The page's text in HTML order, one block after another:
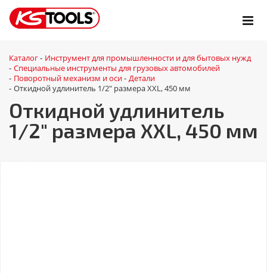
Каталог - Инструмент для промышленности и для бытовых нужд
- Специальные инструменты для грузовых автомобилей
- Поворотный механизм и оси - Детали
- Откидной удлинитель 1/2" размера XXL, 450 мм
Откидной удлинитель
1/2" размера XXL, 450 мм